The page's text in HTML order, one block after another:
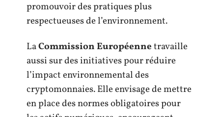
promouvoir des pratiques plus
respectueuses de l’environnement.
LaCommission Européennetravaille
aussi sur des initiatives pour réduire
l’impact environnemental des
cryptomonnaies. Elle envisage de mettre
en place des normes obligatoires pour